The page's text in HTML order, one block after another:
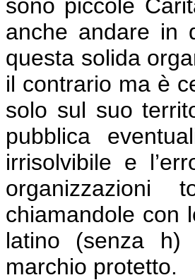
sono piccole
anche andare in
questa solida
il contrario ma è
solo sul suo
pubblica
irrisolvibile e
organizzazioni
chiamandole con
latino (senza h)
marchio protetto.